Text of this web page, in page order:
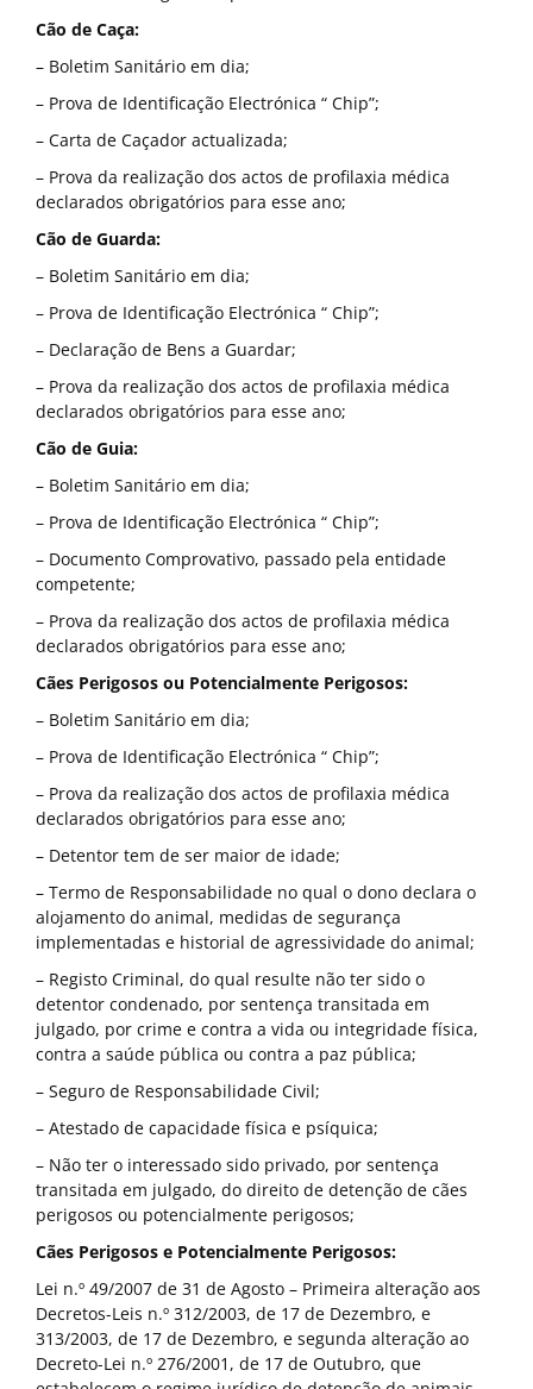
Cão de Caça:
– Boletim Sanitário em dia;
– Prova de Identificação Electrónica “ Chip”;
– Carta de Caçador actualizada;
– Prova da realização dos actos de profilaxia médica
declarados obrigatórios para esse ano;
Cão de Guarda:
– Boletim Sanitário em dia;
– Prova de Identificação Electrónica “ Chip”;
– Declaração de Bens a Guardar;
– Prova da realização dos actos de profilaxia médica
declarados obrigatórios para esse ano;
Cão de Guia:
– Boletim Sanitário em dia;
– Prova de Identificação Electrónica “ Chip”;
– Documento Comprovativo, passado pela entidade
competente;
– Prova da realização dos actos de profilaxia médica
declarados obrigatórios para esse ano;
Cães Perigosos ou Potencialmente Perigosos:
– Boletim Sanitário em dia;
– Prova de Identificação Electrónica “ Chip”;
– Prova da realização dos actos de profilaxia médica
declarados obrigatórios para esse ano;
– Detentor tem de ser maior de idade;
– Termo de Responsabilidade no qual o dono declara o
alojamento do animal, medidas de segurança
implementadas e historial de agressividade do animal;
– Registo Criminal, do qual resulte não ter sido o
detentor condenado, por sentença transitada em
julgado, por crime e contra a vida ou integridade física,
contra a saúde pública ou contra a paz pública;
– Seguro de Responsabilidade Civil;
– Atestado de capacidade física e psíquica;
– Não ter o interessado sido privado, por sentença
transitada em julgado, do direito de detenção de cães
perigosos ou potencialmente perigosos;
Cães Perigosos e Potencialmente Perigosos:
Lei n.º 49/2007 de 31 de Agosto – Primeira alteração aos
Decretos-Leis n.º 312/2003, de 17 de Dezembro, e
313/2003, de 17 de Dezembro, e segunda alteração ao
Decreto-Lei n.º 276/2001, de 17 de Outubro, que